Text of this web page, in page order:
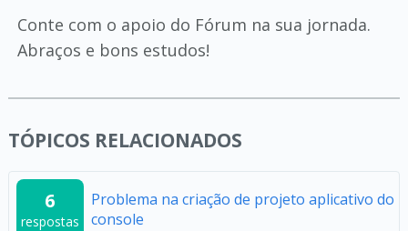
Conte com o apoio do Fórum na sua jornada.
Abraços e bons estudos!
TÓPICOS RELACIONADOS
6
respostas
Problema na criação de projeto aplicativo do
console